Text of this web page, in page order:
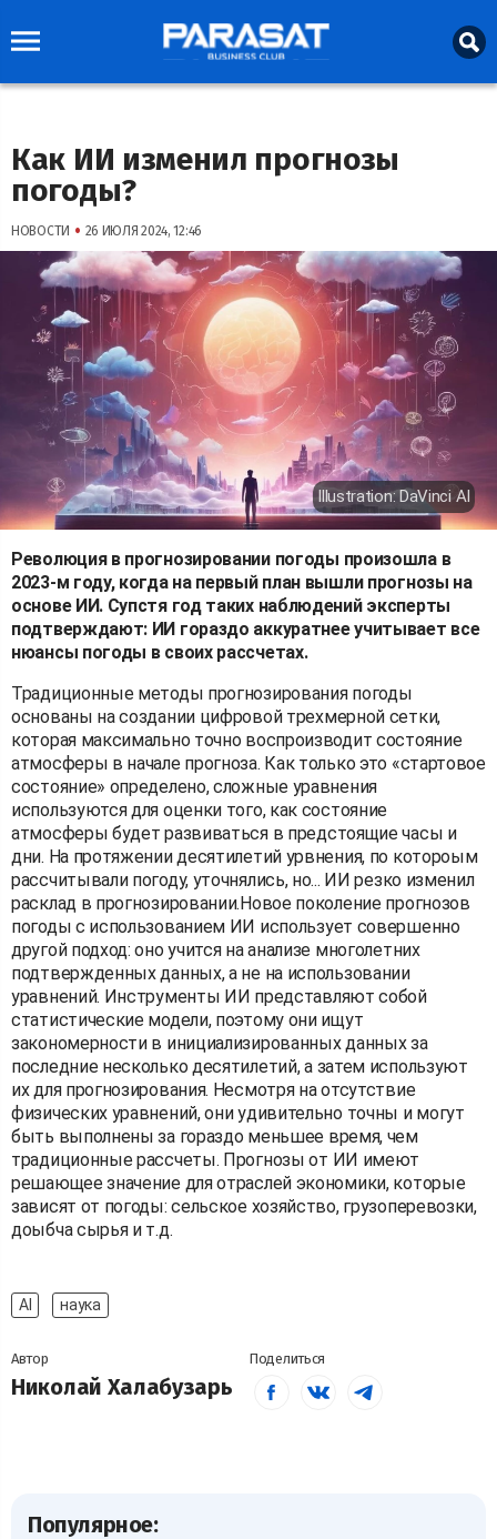
Как ИИ изменил прогнозы
погоды?
НОВОСТИ • 26 ИЮЛЯ 2024, 12:46
Illustration: DaVinci AI
Революция в прогнозировании погоды произошла в
2023-м году, когда на первый план вышли прогнозы на
основе ИИ. Супстя год таких наблюдений эксперты
подтверждают: ИИ гораздо аккуратнее учитывает все
нюансы погоды в своих рассчетах.
Традиционные методы прогнозирования погоды
основаны на создании цифровой трехмерной сетки,
которая максимально точно воспроизводит состояние
атмосферы в начале прогноза. Как только это «стартовое
состояние» определено, сложные уравнения
используются для оценки того, как состояние
атмосферы будет развиваться в предстоящие часы и
дни. На протяжении десятилетий урвнения, по котороым
рассчитывали погоду, уточнялись, но... ИИ резко изменил
расклад в прогнозировании.Новое поколение прогнозов
погоды с использованием ИИ использует совершенно
другой подход: оно учится на анализе многолетних
подтвержденных данных, а не на использовании
уравнений. Инструменты ИИ представляют собой
статистические модели, поэтому они ищут
закономерности в инициализированных данных за
последние несколько десятилетий, а затем используют
их для прогнозирования. Несмотря на отсутствие
физических уравнений, они удивительно точны и могут
быть выполнены за гораздо меньшее время, чем
традиционные рассчеты. Прогнозы от ИИ имеют
решающее значение для отраслей экономики, которые
зависят от погоды: сельское хозяйство, грузоперевозки,
доыбча сырья и т.д.
AI наука
Автор
Николай Халабузарь
Поделиться
Популярное: